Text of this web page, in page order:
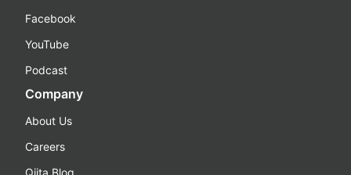
Facebook
YouTube
Podcast
Company
About Us
Careers
Qiita Blog